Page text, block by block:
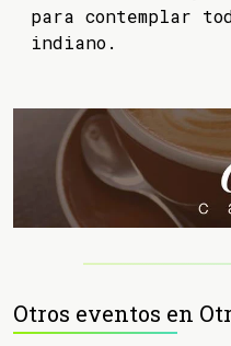
para contemplar
indiano.
Otros eventos en